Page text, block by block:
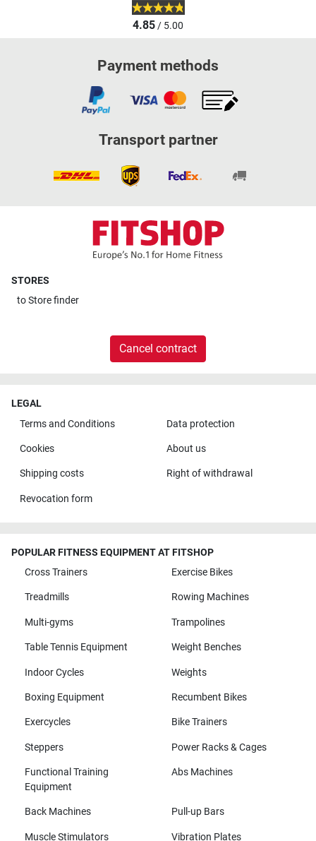
4.85/ 5.00
Payment methods
Transport partner
STORES
toStore finder
Cancel contract
LEGAL
Terms and Conditions
Data protection
Cookies About us
Shipping costs Right of withdrawal
Revocation form
POPULAR FITNESS EQUIPMENT AT FITSHOP
Cross Trainers
Exercise Bikes
Treadmills Rowing Machines
Multi-gyms Trampolines
Table Tennis Equipment Weight Benches
Indoor Cycles Weights
Boxing Equipment Recumbent Bikes
Exercycles Bike Trainers
Steppers Power Racks & Cages
Functional Training
Equipment
Abs Machines
Back Machines Pull-up Bars
Muscle Stimulators Vibration Plates